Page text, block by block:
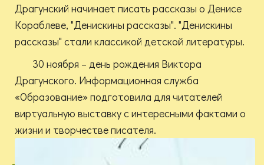
Драгунский начинает писать рассказы о Денисе
Кораблеве, "Денискины рассказы". "Денискины
рассказы" стали классикой детской литературы.
30 ноября – день рождения Виктора
Драгунского. Информационная служба
«Образование» подготовила для читателей
виртуальную выставку с интересными фактами о
жизни и творчестве писателя.